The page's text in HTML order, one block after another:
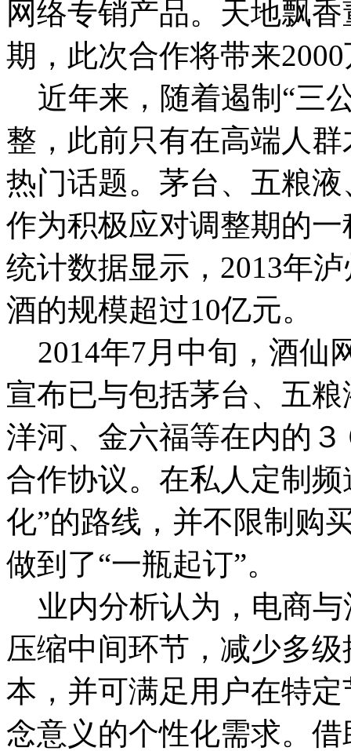
网络专销产品。天地飘
期，此次合作将带来
近年来，随着遏制“三
整，此前只有在高端人
热门话题。茅台、五粮
作为积极应对调整期的
统计数据显示，2013年
酒的规模超过10亿元。
2014年7月中旬，酒仙
宣布已与包括茅台、五
洋河、金六福等在内的
合作协议。在私人定制
化”的路线，并不限制购
做到了“一瓶起订”。
业内分析认为，电商与
压缩中间环节，减少多
本，并可满足用户在特
念意义的个性化需求。